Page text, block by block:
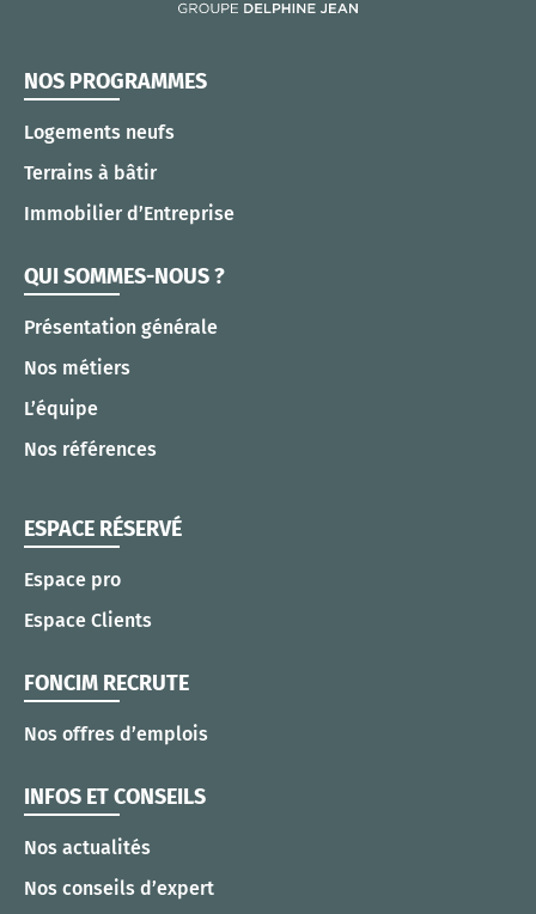
NOS PROGRAMMES
Logements neufs
Terrains à bâtir
Immobilier d’Entreprise
QUI SOMMES-NOUS ?
Présentation générale
Nos métiers
L’équipe
Nos références
ESPACE RÉSERVÉ
Espace pro
Espace Clients
FONCIM RECRUTE
Nos offres d’emplois
INFOS ET CONSEILS
Nos actualités
Nos conseils d’expert